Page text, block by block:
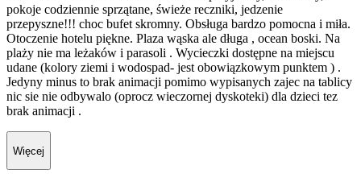
pokoje codziennie sprzątane, świeże reczniki, jedzenie
przepyszne!!! choc bufet skromny. Obsługa bardzo pomocna i miła.
Otoczenie hotelu piękne. Plaza wąska ale długa , ocean boski. Na
plaży nie ma leżaków i parasoli . Wycieczki dostępne na miejscu
udane (kolory ziemi i wodospad- jest obowiązkowym punktem ) .
Jedyny minus to brak animacji pomimo wypisanych zajec na tablicy
nic sie nie odbywalo (oprocz wieczornej dyskoteki) dla dzieci tez
brak animacji .
Więcej